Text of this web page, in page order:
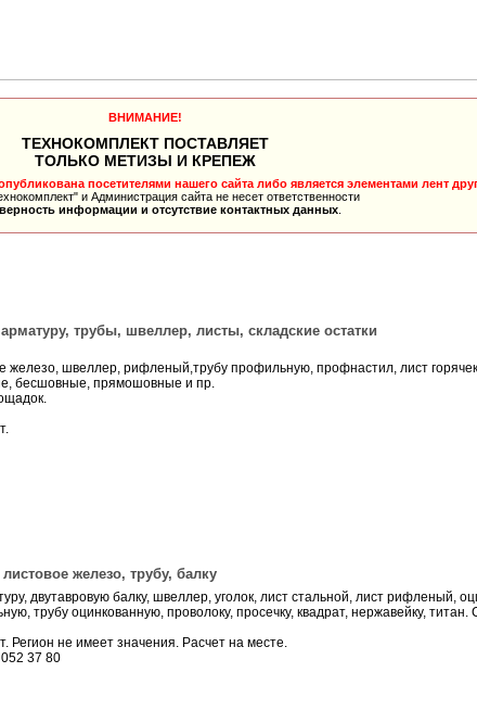
ВНИМАНИЕ!
ТЕХНОКОМПЛЕКТ ПОСТАВЛЯЕТ
ТОЛЬКО МЕТИЗЫ И КРЕПЕЖ
посетителями нашего сайта либо является элементами лент
и Администрация сайта не несет ответственности
информации и отсутствие контактных данных
трубы, швеллер, листы, складские остатки
железо, швеллер, рифленый,трубу профильную, профнастил, лист
бесшовные, прямошовные и пр.
железо, трубу, балку
двутавровую балку, швеллер, уголок, лист стальной, лист рифленый,
трубу оцинкованную, проволоку, просечку, квадрат, нержавейку, титан.
Регион не имеет значения. Расчет на месте.
37 80